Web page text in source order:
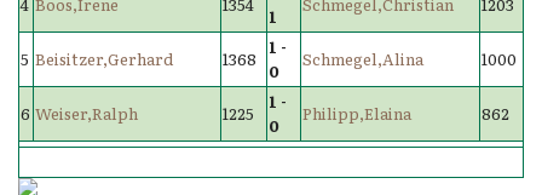
1
5 Beisitzer,Gerhard 1368
1 -
0
Schmegel,Alina 1000
6 Weiser,Ralph 1225
1 -
0
Philipp,Elaina 862